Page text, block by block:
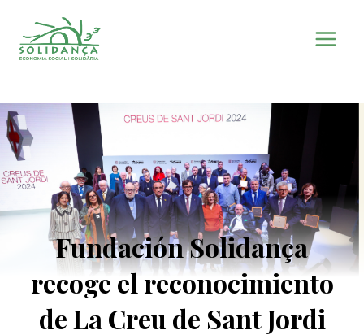
contenido
Fundación Solidança
recoge el reconocimiento
de La Creu de Sant Jordi